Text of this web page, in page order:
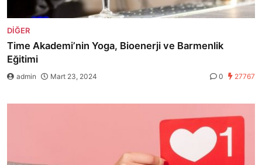
DIĞER
Time Akademi’nin Yoga, Bioenerji ve Barmenlik
Eğitimi
admin Mart 23, 2024 0 27767